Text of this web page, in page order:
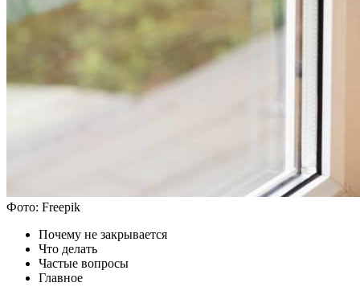
Фото: Freepik
Почему не закрывается
Что делать
Частые вопросы
Главное